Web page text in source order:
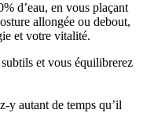
d’eau, en vous plaçant
allongée ou debout,
et votre vitalité.
et vous équilibrerez
y autant de temps qu’il